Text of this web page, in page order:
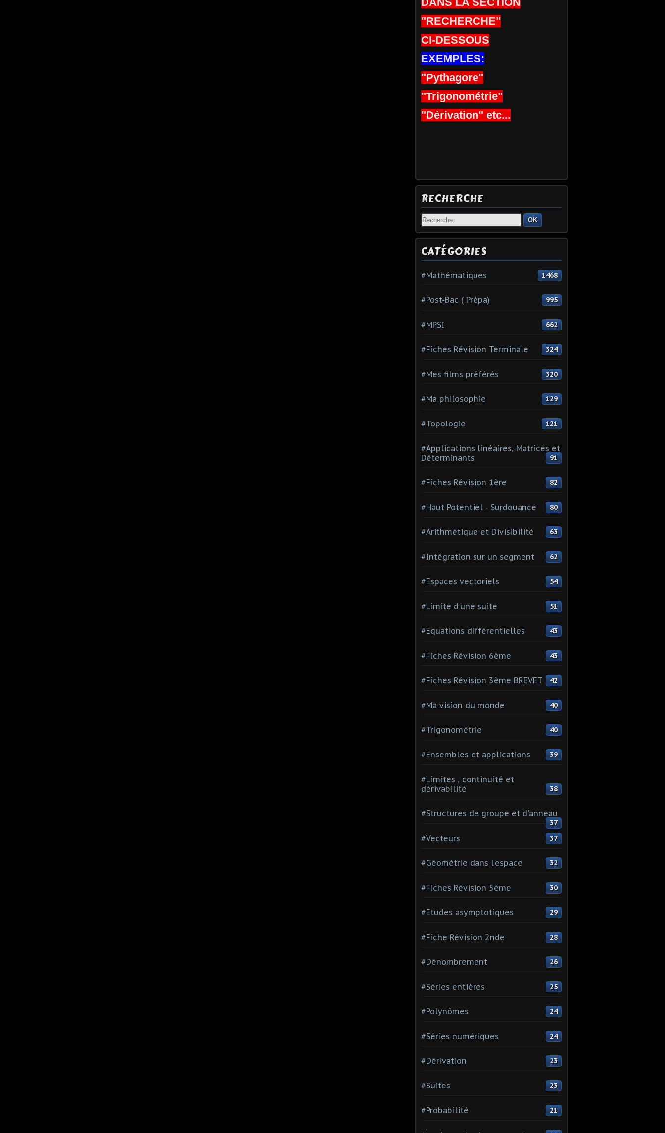
"RECHERCHE"
CI-DESSOUS
EXEMPLES:
"Pythagore"
"Trigonométrie"
"Dérivation" etc...
RECHERCHE
OK
CATÉGORIES
#Mathématiques 1468
#Post-Bac ( Prépa) 995
#MPSI 662
#Fiches Révision Terminale 324
#Mes films préférés 320
#Ma philosophie 129
#Topologie 121
#Applications linéaires, Matrices et
Déterminants
91
#Fiches Révision 1ère 82
#Haut Potentiel - Surdouance 80
#Arithmétique et Divisibilité 63
#Intégration sur un segment 62
#Espaces vectoriels 54
#Limite d'une suite 51
#Equations différentielles 43
#Fiches Révision 6ème 43
#Fiches Révision 3ème BREVET 42
#Ma vision du monde 40
#Trigonométrie 40
#Ensembles et applications 39
#Limites , continuité et
dérivabilité
38
#Structures de groupe et d'anneau
37
#Vecteurs 37
#Géométrie dans l'espace 32
#Fiches Révision 5ème 30
#Etudes asymptotiques 29
#Fiche Révision 2nde 28
#Dénombrement 26
#Séries entières 25
#Polynômes 24
#Séries numériques 24
#Dérivation 23
#Suites 23
#Probabilité 21